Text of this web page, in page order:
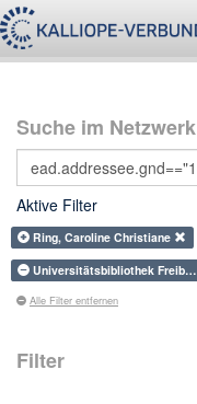
Suche im Netzwerk
Aktive Filter
Ring, Caroline Christiane
Universitätsbibliothek Freib…
Alle Filter entfernen
Filter